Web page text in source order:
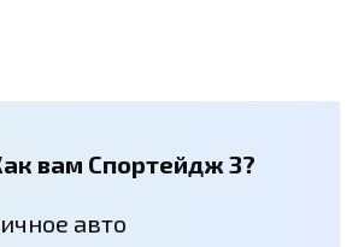
вам Спортейдж 3?
авто